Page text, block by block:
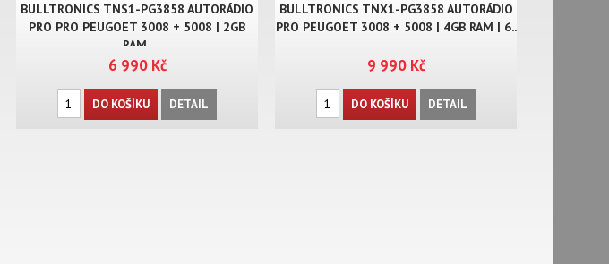
BULLTRONICS TNS1-PG3858 AUTORÁDIO
PRO PRO PEUGOET 3008 + 5008 | 2GB
RAM..
6 990 Kč
DO KOŠÍKU DETAIL
BULLTRONICS TNX1-PG3858 AUTORÁDIO
PRO PEUGOET 3008 + 5008 | 4GB RAM | 6..
9 990 Kč
DO KOŠÍKU DETAIL